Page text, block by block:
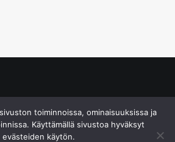
toiminnoissa, ominaisuuksissa ja
Käyttämällä sivustoa hyväksyt
evästeiden käytön.